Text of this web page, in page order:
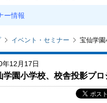
ー情報
イベント・セミナー 宝仙学
年12月17日
学園小学校、校舎投影プ